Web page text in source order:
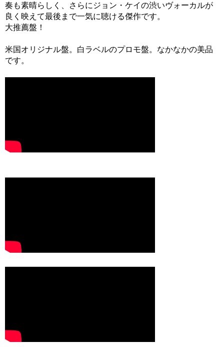
奏も素晴らしく、さらにジョン・ケイの渋いヴォーカルが
良く映えて最後まで一気に聴ける傑作です。
大推薦盤！
米国オリジナル盤。白ラベルのプロモ盤。なかなかの美品
です。